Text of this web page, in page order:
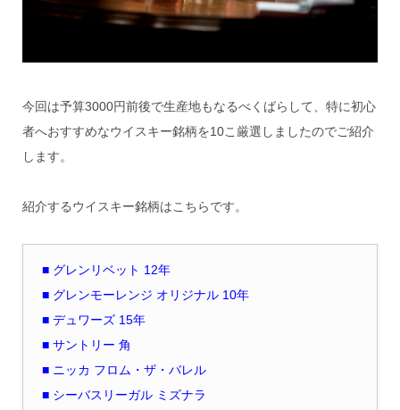
今回は予算3000円前後で生産地もなるべくばらして、特に初心
者へおすすめなウイスキー銘柄を10こ厳選しましたのでご紹介
します。
紹介するウイスキー銘柄はこちらです。
■ グレンリベット 12年
■ グレンモーレンジ オリジナル 10年
■ デュワーズ 15年
■ サントリー 角
■ ニッカ フロム・ザ・バレル
■ シーバスリーガル ミズナラ